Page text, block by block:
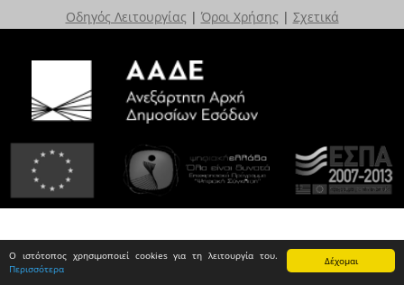
Δέχομαι
Ο ιστότοπος χρησιμοποιεί cookies για τη λειτουργία του.
Περισσότερα
Οδηγός Λειτουργίας | Όροι Χρήσης | Σχετικά